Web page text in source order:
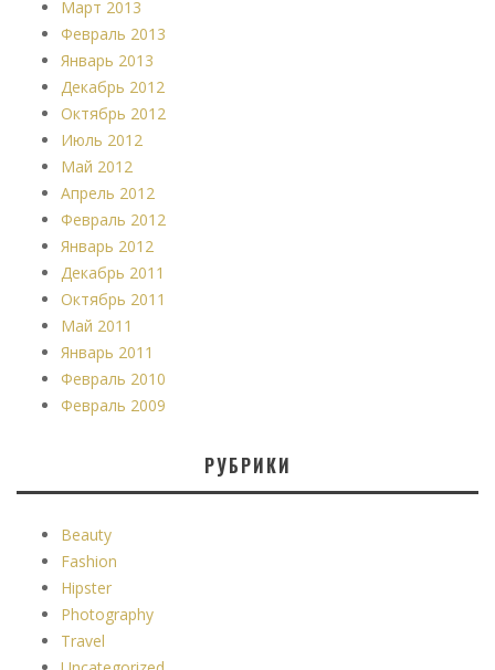
Март 2013
Февраль 2013
Январь 2013
Декабрь 2012
Октябрь 2012
Июль 2012
Май 2012
Апрель 2012
Февраль 2012
Январь 2012
Декабрь 2011
Октябрь 2011
Май 2011
Январь 2011
Февраль 2010
Февраль 2009
РУБРИКИ
Beauty
Fashion
Hipster
Photography
Travel